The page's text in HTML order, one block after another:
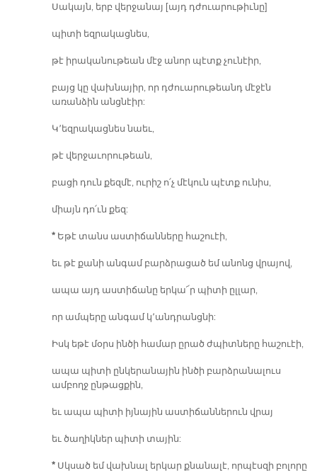
Սակայն, երբ վերջանայ [այդ դժուարութիւնը]
պիտի եզրակացնես,
թէ իրականութեան մէջ անոր պէտք չունէիր,
բայց կը վախնայիր, որ դժուարութեանդ մէջէն
առանձին անցնէիր:
Կ՚եզրակացնես նաեւ,
թէ վերջաւորութեան,
բացի դուն քեզմէ, ուրիշ ո՛չ մէկուն պէտք ունիս,
միայն դո՛ւն քեզ:
*Եթէ տանս աստիճանները հաշուէի,
եւ թէ քանի անգամ բարձրացած եմ անոնց վրայով,
ապա այդ աստիճանը երկա՜ր պիտի ըլլար,
որ ամպերը անգամ կ՚անդրանցնի:
Իսկ եթէ մօրս ինծի համար ըրած ժպիտները հաշուէի,
ապա պիտի ընկերանային ինծի բարձրանալուս
ամբողջ ընթացքին,
եւ ապա պիտի իյնային աստիճաններուն վրայ
եւ ծաղիկներ պիտի տային:
* Սկսած եմ վախնալ երկար քնանալէ, որպէսզի բոլորը